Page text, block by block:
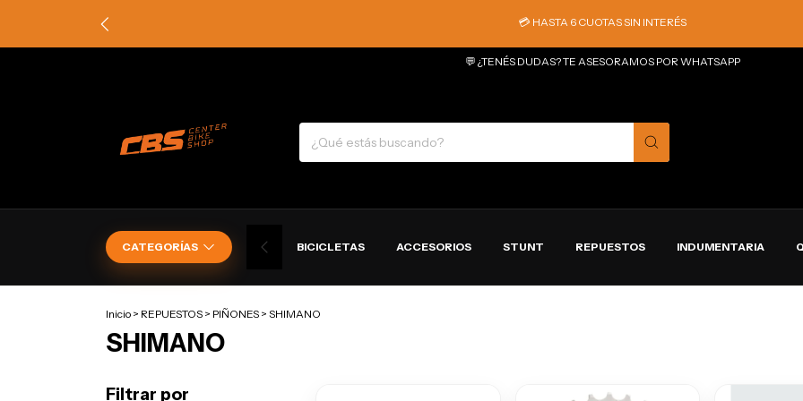
💳 HASTA 6 CUOTAS SIN INTERÉS
💬 ¿TENÉS DUDAS? TE ASESORAMOS POR WHATSAPP
CATEGORÍAS BICICLETAS ACCESORIOS STUNT REPUESTOS INDUMENTARIA
Inicio > REPUESTOS > PIÑONES > SHIMANO
SHIMANO
Filtrar por